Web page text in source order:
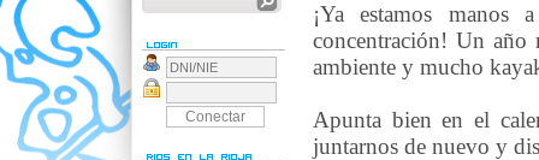
¡Ya estamos
concentración! Un año
ambiente y mucho
Apunta bien en el
juntarnos de nuevo y